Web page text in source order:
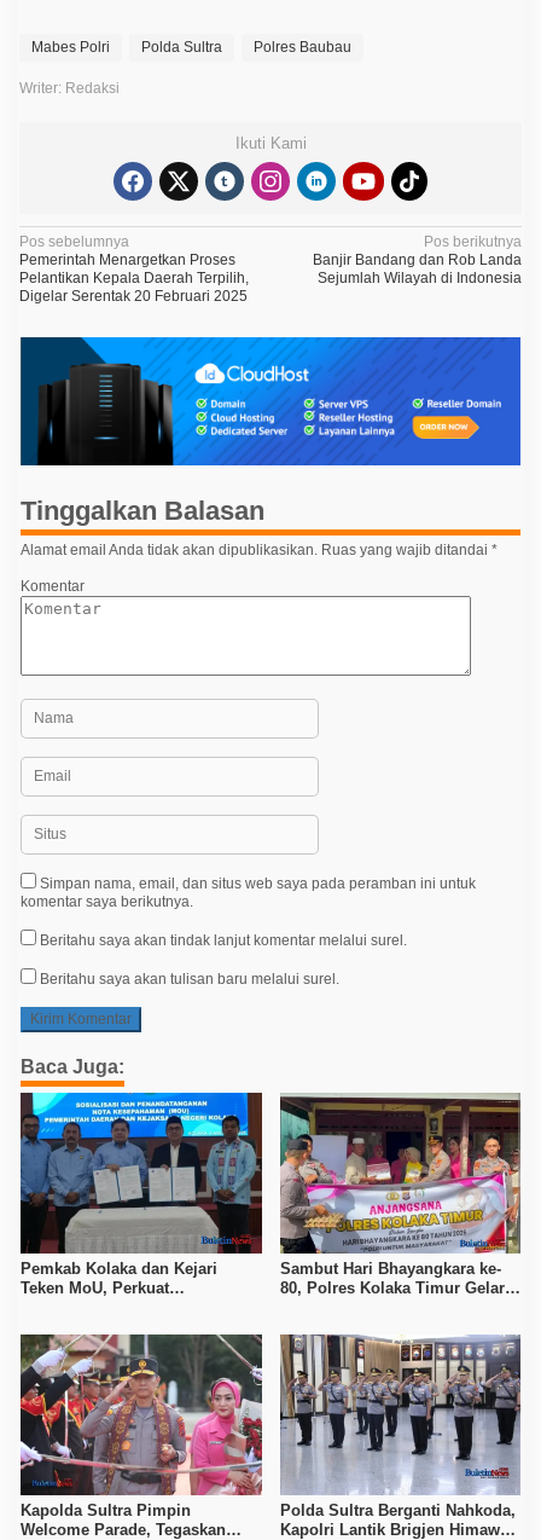
Mabes Polri Polda Sultra Polres Baubau
Writer: Redaksi
Ikuti Kami
N
a
v
i
i
p
o
s
Pos sebelumnya
Pemerintah Menargetkan Proses
Pelantikan Kepala Daerah Terpilih,
Digelar Serentak 20 Februari 2025
Pos berikutnya
Banjir Bandang dan Rob Landa
Sejumlah Wilayah di Indonesia
Tinggalkan Balasan
Alamat email Anda tidak akan dipublikasikan. Ruas yang wajib ditandai *
Komentar
Simpan nama, email, dan situs web saya pada peramban ini untuk
komentar saya berikutnya.
Beritahu saya akan tindak lanjut komentar melalui surel.
Beritahu saya akan tulisan baru melalui surel.
Baca Juga:
Pemkab Kolaka dan Kejari
Teken MoU, Perkuat
Sambut Hari Bhayangkara ke-
80, Polres Kolaka Timur Gelar
Kapolda Sultra Pimpin
Welcome Parade, Tegaskan
Polda Sultra Berganti Nahkoda,
Kapolri Lantik Brigjen Himawan